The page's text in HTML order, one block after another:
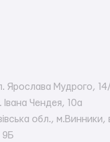
Ярослава Мудрого,
Чендея, 10а
обл., м.Винники,
9Б